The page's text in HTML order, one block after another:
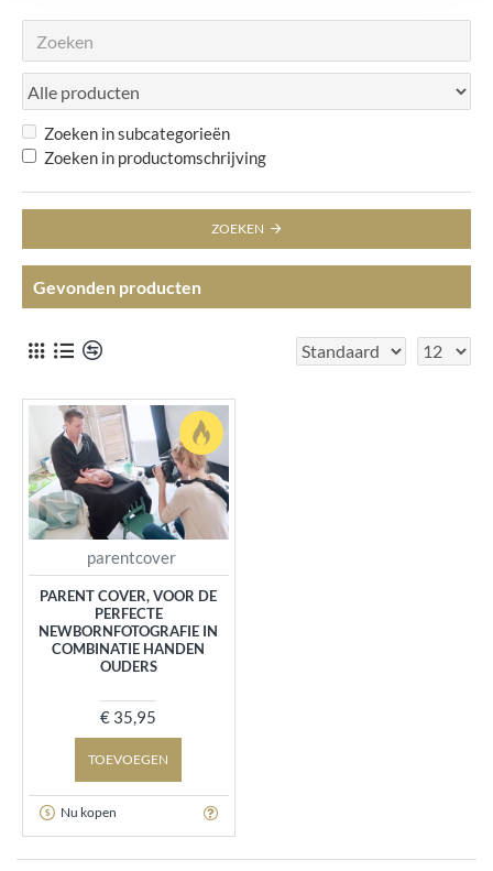
Zoeken in subcategorieën
Zoeken in productomschrijving
ZOEKEN
Gevonden producten
parentcover
PARENT COVER, VOOR DE
PERFECTE
NEWBORNFOTOGRAFIE IN
COMBINATIE HANDEN
OUDERS
€ 35,95
TOEVOEGEN
Nu kopen